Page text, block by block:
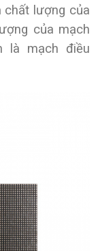
chất lượng của
của mạch
là mạch điều